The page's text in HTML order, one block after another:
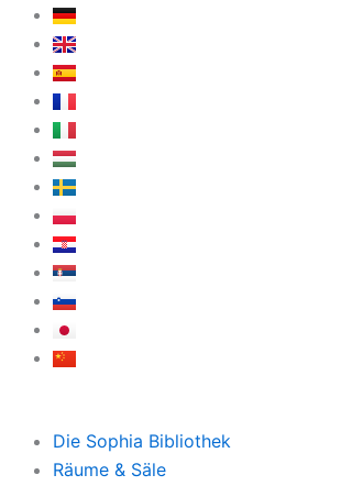
Zum
Inhalt
springen
Die Sophia Bibliothek
Räume & Säle